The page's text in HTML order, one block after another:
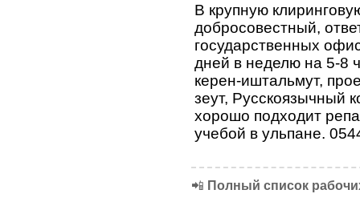
В крупную
добросовестный,
государственных
дней в неделю на 5-8
керен-иштальмут,
зеут, Русскоязычный
хорошо подходит
учебой в ульпане.
📲 Полный список